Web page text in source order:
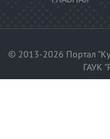
© 2013-2026 Портал
ГАУК